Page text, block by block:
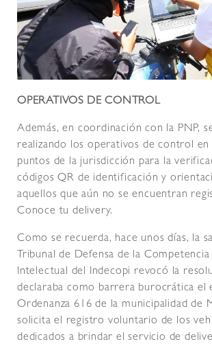
OPERATIVOS DE CONTROL
Además, en coordinación con la PNP,
realizando los operativos de control en
puntos de la jurisdicción para la
códigos QR de identificación y
aquellos que aún no se encuentran
Conoce tu delivery.
Como se recuerda, hace unos días, la
Tribunal de Defensa de la
Intelectual del Indecopi revocó la
declaraba como barrera burocrática el
Ordenanza 616 de la municipalidad de
solicita el registro voluntario de los
dedicados a brindar el servicio de